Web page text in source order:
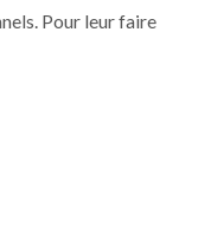
Pour leur faire